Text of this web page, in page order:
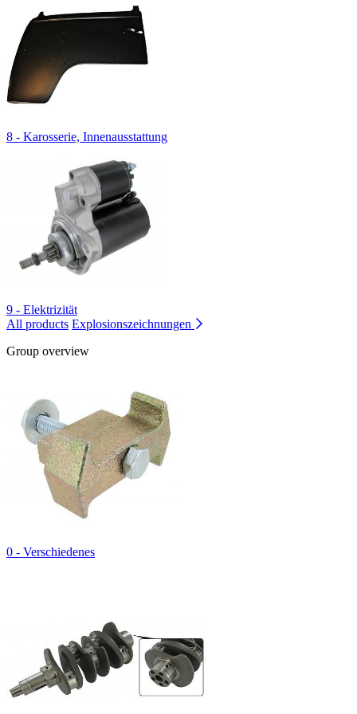
8 - Karosserie, Innenausstattung
9 - Elektrizität
All products Explosionszeichnungen
Group overview
0 - Verschiedenes